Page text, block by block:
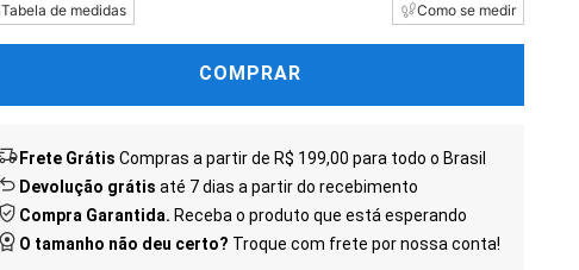
Tabela de medidas Como se medir
COMPRAR
Frete Grátis Compras a partir de R$ 199,00 para todo o Brasil
Devolução grátis até 7 dias a partir do recebimento
Compra Garantida. Receba o produto que está esperando
O tamanho não deu certo? Troque com frete por nossa conta!